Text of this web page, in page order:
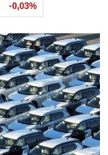
-0,03%